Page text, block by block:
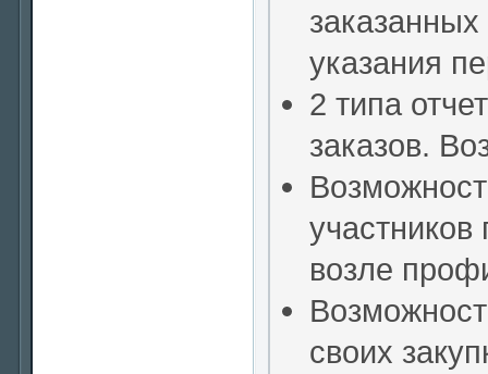
указания
2 типа
заказов.
участников
возле
своих